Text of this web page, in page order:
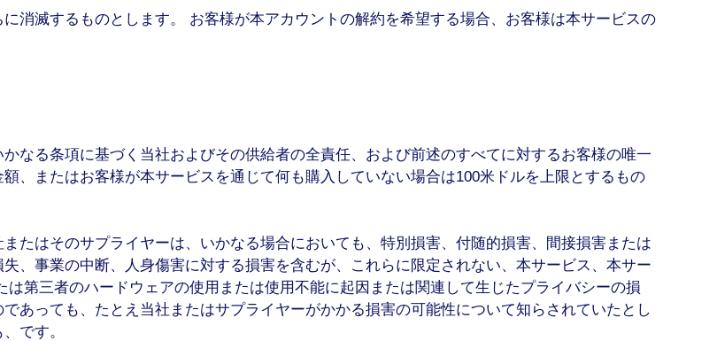
消滅するものとします。 お客様が本アカウントの解約を希望する場合、お客様は本サービスの
なる条項に基づく当社およびその供給者の全責任、および前述のすべてに対するお客様の唯一
、またはお客様が本サービスを通じて何も購入していない場合は100米ドルを上限とするもの
たはそのサプライヤーは、いかなる場合においても、特別損害、付随的損害、間接損害または
、事業の中断、人身傷害に対する損害を含むが、これらに限定されない、本サービス、本サー
第三者のハードウェアの使用または使用不能に起因または関連して生じたプライバシーの損
あっても、たとえ当社またはサプライヤーがかかる損害の可能性について知らされていたとし
です。